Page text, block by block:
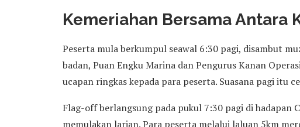
Kemeriahan Bersama Antara
Peserta mula berkumpul seawal 6:30 pagi, disambut
badan, Puan Engku Marina dan Pengurus Kanan
ucapan ringkas kepada para peserta. Suasana pagi itu
Flag-off berlangsung pada pukul 7:30 pagi di hadapan
memulakan larian. Para peserta melalui laluan 5km